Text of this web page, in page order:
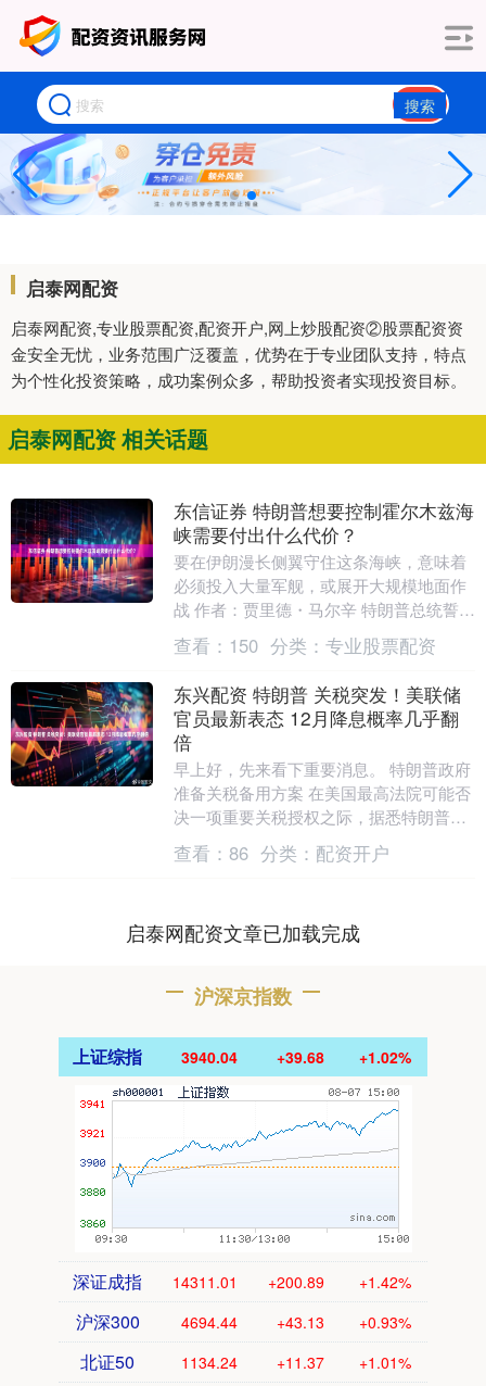
搜索
启泰网配资
启泰网配资,专业股票配资,配资开户,网上炒股配资②股票配资资
金安全无忧，业务范围广泛覆盖，优势在于专业团队支持，特点
为个性化投资策略，成功案例众多，帮助投资者实现投资目标。
启泰网配资 相关话题
东信证券 特朗普想要控制霍尔木兹海
峡需要付出什么代价？
要在伊朗漫长侧翼守住这条海峡，意味着
必须投入大量军舰，或展开大规模地面作
战 作者：贾里德・马尔辛 特朗普总统誓言
重新开放霍尔木兹海峡—— 这条全球能源
供应生命线....
查看： 150 分类： 专业股票配资
东兴配资 特朗普 关税突发！美联储
官员最新表态 12月降息概率几乎翻
倍
早上好，先来看下重要消息。 特朗普政府
准备关税备用方案 在美国最高法院可能否
决一项重要关税授权之际，据悉特朗普政
府正暗中筹备备用方案，以期尽快恢复关
税措施。 美....
查看： 86 分类： 配资开户
启泰网配资文章已加载完成
沪深京指数
上证综指 3940.04 +39.68 +1.02%
深证成指 14311.01 +200.89 +1.42%
沪深300 4694.44 +43.13 +0.93%
北证50 1134.24 +11.37 +1.01%